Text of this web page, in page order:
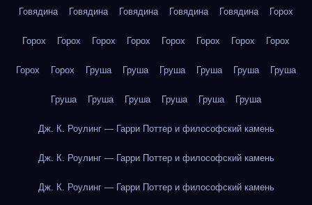
Говядина Говядина Говядина Говядина Говядина Горох
Горох Горох Горох Горох Горох Горох Горох Горох
Горох Горох Груша Груша Груша Груша Груша Груша
Груша Груша Груша Груша Груша Груша
Дж. К. Роулинг — Гарри Поттер и философский камень
Дж. К. Роулинг — Гарри Поттер и философский камень
Дж. К. Роулинг — Гарри Поттер и философский камень